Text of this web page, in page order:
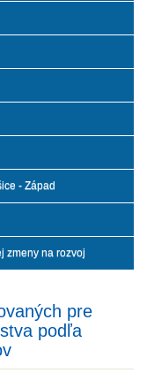
- Západ
zmeny na rozvoj
pre
podľa